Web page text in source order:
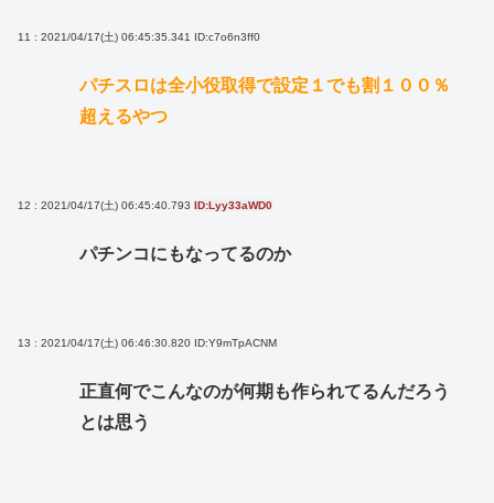
11 : 2021/04/17(土) 06:45:35.341 ID:c7o6n3ff0
パチスロは全小役取得で設定１でも割１００％
超えるやつ
12 : 2021/04/17(土) 06:45:40.793 ID:Lyy33aWD0
パチンコにもなってるのか
13 : 2021/04/17(土) 06:46:30.820 ID:Y9mTpACNM
正直何でこんなのが何期も作られてるんだろう
とは思う